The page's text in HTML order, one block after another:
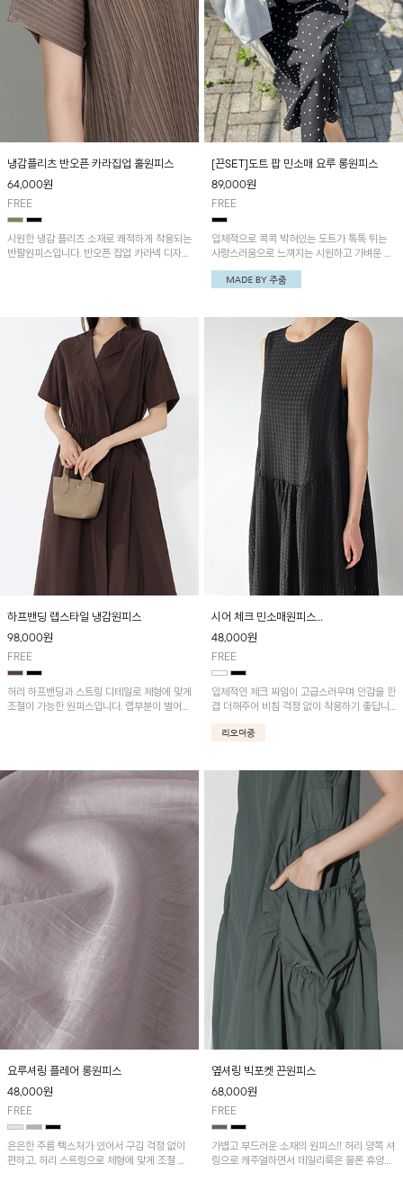
냉감플리츠 반오픈 카라집업 훌원피스
64,000원
FREE
시원한 냉감 플리츠 소재로 쾌적하게 착용되는
반팔원피스입니다. 반오픈 집업 카라넥 디자인
[끈SET]도트 팝 민소매 요루 롱원피스
89,000원
FREE
입체적으로 콕콕 박혀있는 도트가 톡톡 튀는
사랑스러움으로 느껴지는 시원하고 가벼운 주
줌 제작 원피스!
하프밴딩 랩스타일 냉감원피스
98,000원
FREE
허리 하프밴딩과 스트링 디테일로 체형에 맞게
조절이 가능한 원피스입니다. 랩부분이 벌어지
시어 체크 민소매원피스
[3차 리오더중] 8/19 순차적 발송!
48,000원
FREE
입체적인 체크 짜임이 고급스러우며 안감을 한
겹 더해주어 비침 걱정 없이 착용하기 좋답니
다.
요루셔링 플레어 롱원피스
48,000원
FREE
은은한 주름 텍스처가 있어서 구김 걱정 없이
편하고, 허리 스트링으로 체형에 맞게 조절 가
옆셔링 빅포켓 끈원피스
68,000원
FREE
가볍고 부드러운 소재의 원피스!! 허리 양쪽 셔
링으로 캐주얼하면서 데일리룩은 물론 휴양지